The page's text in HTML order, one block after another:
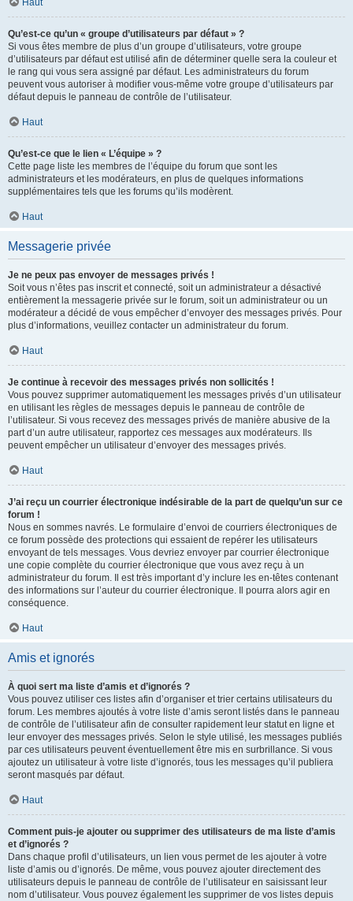
Haut
Qu’est-ce qu’un « groupe d’utilisateurs par défaut » ?
Si vous êtes membre de plus d’un groupe d’utilisateurs, votre groupe
d’utilisateurs par défaut est utilisé afin de déterminer quelle sera la couleur et
le rang qui vous sera assigné par défaut. Les administrateurs du forum
peuvent vous autoriser à modifier vous-même votre groupe d’utilisateurs par
défaut depuis le panneau de contrôle de l’utilisateur.
Haut
Qu’est-ce que le lien « L’équipe » ?
Cette page liste les membres de l’équipe du forum que sont les
administrateurs et les modérateurs, en plus de quelques informations
supplémentaires tels que les forums qu’ils modèrent.
Haut
Messagerie privée
Je ne peux pas envoyer de messages privés !
Soit vous n’êtes pas inscrit et connecté, soit un administrateur a désactivé
entièrement la messagerie privée sur le forum, soit un administrateur ou un
modérateur a décidé de vous empêcher d’envoyer des messages privés. Pour
plus d’informations, veuillez contacter un administrateur du forum.
Haut
Je continue à recevoir des messages privés non sollicités !
Vous pouvez supprimer automatiquement les messages privés d’un utilisateur
en utilisant les règles de messages depuis le panneau de contrôle de
l’utilisateur. Si vous recevez des messages privés de manière abusive de la
part d’un autre utilisateur, rapportez ces messages aux modérateurs. Ils
peuvent empêcher un utilisateur d’envoyer des messages privés.
Haut
J’ai reçu un courrier électronique indésirable de la part de quelqu’un sur ce
forum !
Nous en sommes navrés. Le formulaire d’envoi de courriers électroniques de
ce forum possède des protections qui essaient de repérer les utilisateurs
envoyant de tels messages. Vous devriez envoyer par courrier électronique
une copie complète du courrier électronique que vous avez reçu à un
administrateur du forum. Il est très important d’y inclure les en-têtes contenant
des informations sur l’auteur du courrier électronique. Il pourra alors agir en
conséquence.
Haut
Amis et ignorés
À quoi sert ma liste d’amis et d’ignorés ?
Vous pouvez utiliser ces listes afin d’organiser et trier certains utilisateurs du
forum. Les membres ajoutés à votre liste d’amis seront listés dans le panneau
de contrôle de l’utilisateur afin de consulter rapidement leur statut en ligne et
leur envoyer des messages privés. Selon le style utilisé, les messages publiés
par ces utilisateurs peuvent éventuellement être mis en surbrillance. Si vous
ajoutez un utilisateur à votre liste d’ignorés, tous les messages qu’il publiera
seront masqués par défaut.
Haut
Comment puis-je ajouter ou supprimer des utilisateurs de ma liste d’amis
et d’ignorés ?
Dans chaque profil d’utilisateurs, un lien vous permet de les ajouter à votre
liste d’amis ou d’ignorés. De même, vous pouvez ajouter directement des
utilisateurs depuis le panneau de contrôle de l’utilisateur en saisissant leur
nom d’utilisateur. Vous pouvez également les supprimer de vos listes depuis